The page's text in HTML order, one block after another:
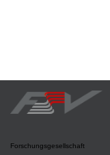
Forschungsgesellschaft